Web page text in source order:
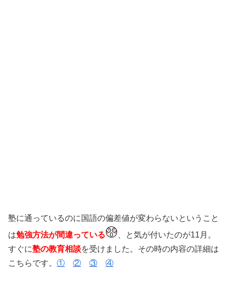
塾に通っているのに国語の偏差値が変わらないということ
は勉強方法が間違っている
、と気が付いたのが11月。
すぐに塾の教育相談を受けました。その時の内容の詳細は
こちらです。 ① ② ③ ④